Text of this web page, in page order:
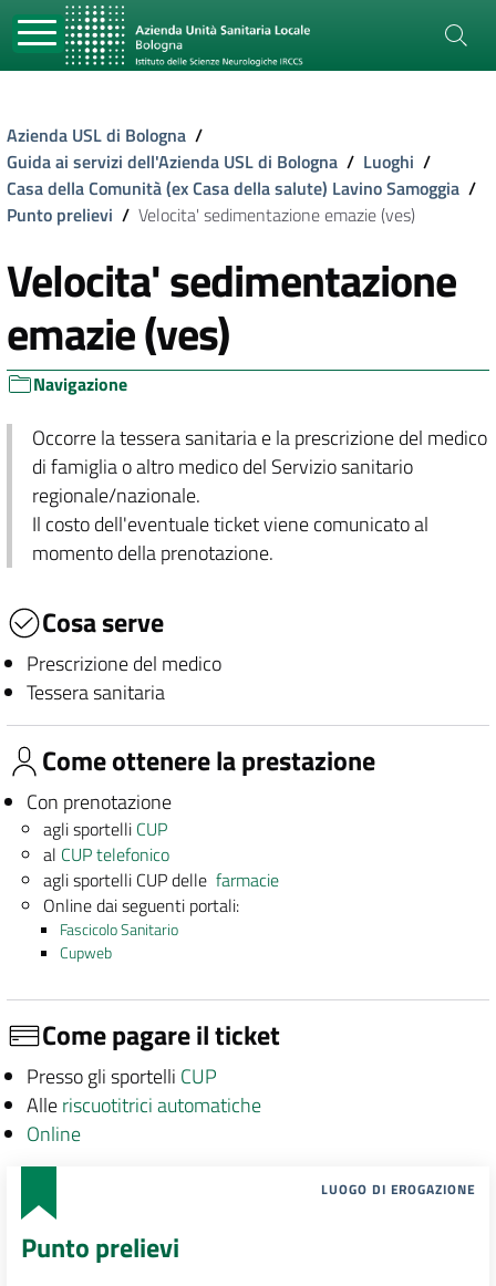
Azienda USL di Bologna /
Guida ai servizi dell'Azienda USL di Bologna / Luoghi /
Casa della Comunità (ex Casa della salute) Lavino Samoggia /
Punto prelievi / Velocita' sedimentazione emazie (ves)
Velocita' sedimentazione
emazie (ves)
Navigazione
Occorre la tessera sanitaria e la prescrizione del medico
di famiglia o altro medico del Servizio sanitario
regionale/nazionale.
Il costo dell'eventuale ticket viene comunicato al
momento della prenotazione.
Cosa serve
Prescrizione del medico
Tessera sanitaria
Come ottenere la prestazione
Con prenotazione
agli sportelli CUP
al CUP telefonico
agli sportelli CUP dellefarmacie
Online dai seguenti portali:
Fascicolo Sanitario
Cupweb
Come pagare il ticket
Presso gli sportelli CUP
Alleriscuotitrici automatiche
Online
LUOGO DI EROGAZIONE
Punto prelievi